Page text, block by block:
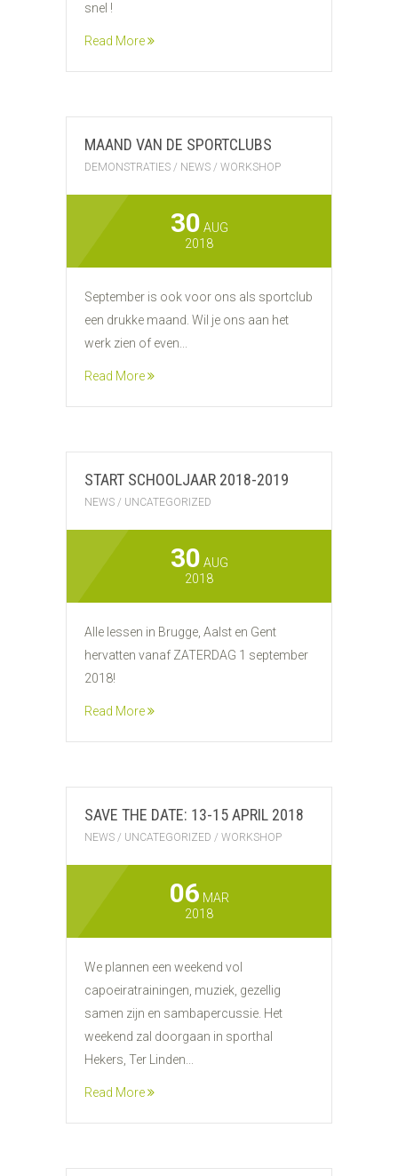
snel !
Read More
MAAND VAN DE SPORTCLUBS
DEMONSTRATIES / NEWS / WORKSHOP
30 AUG
2018
September is ook voor ons als sportclub
een drukke maand. Wil je ons aan het
werk zien of even...
Read More
START SCHOOLJAAR 2018-2019
NEWS / UNCATEGORIZED
30 AUG
2018
Alle lessen in Brugge, Aalst en Gent
hervatten vanaf ZATERDAG 1 september
2018!
Read More
SAVE THE DATE: 13-15 APRIL 2018
NEWS / UNCATEGORIZED / WORKSHOP
06 MAR
2018
We plannen een weekend vol
capoeiratrainingen, muziek, gezellig
samen zijn en sambapercussie. Het
weekend zal doorgaan in sporthal
Hekers, Ter Linden...
Read More